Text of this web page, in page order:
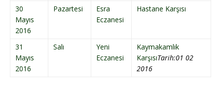
30
Mayıs
2016
Pazartesi
Esra
Eczanesi
Hastane Karşısı
31
Mayıs
2016
Salı
Yeni
Eczanesi
Kaymakamlık
KarşısıTarih:01 02
2016